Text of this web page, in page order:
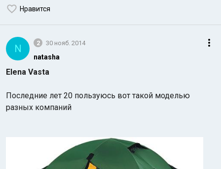
Нравится
N 2 30 нояб. 2014
natasha
Elena Vasta
Последние лет 20 пользуюсь вот такой моделью
разных компаний